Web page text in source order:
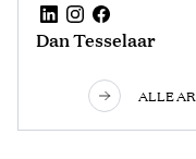
Dan Tesselaar
ALLE